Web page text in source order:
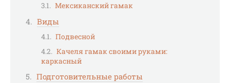
Мексиканский гамак
Виды
Подвесной
Качеля гамак своими руками:
каркасный
Подготовительные работы